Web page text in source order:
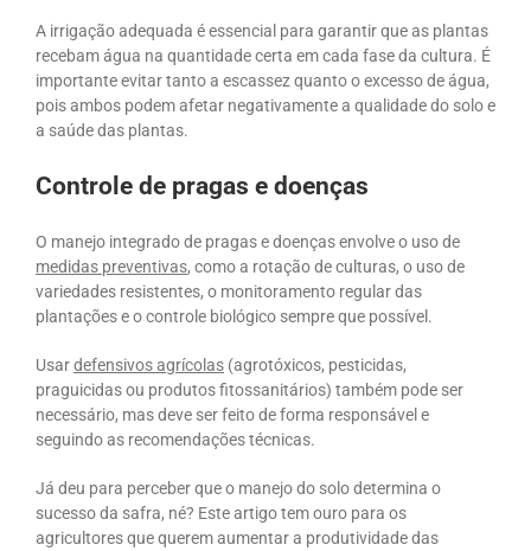
A irrigação adequada é essencial para garantir que as plantas
recebam água na quantidade certa em cada fase da cultura. É
importante evitar tanto a escassez quanto o excesso de água,
pois ambos podem afetar negativamente a qualidade do solo e
a saúde das plantas.
Controle de pragas e doenças
O manejo integrado de pragas e doenças envolve o uso de
medidas preventivas, como a rotação de culturas, o uso de
variedades resistentes, o monitoramento regular das
plantações e o controle biológico sempre que possível.
Usardefensivos agrícolas (agrotóxicos, pesticidas,
praguicidas ou produtos fitossanitários) também pode ser
necessário, mas deve ser feito de forma responsável e
seguindo as recomendações técnicas.
Já deu para perceber que o manejo do solo determina o
sucesso da safra, né? Este artigo tem ouro para os
agricultores que querem aumentar a produtividade das